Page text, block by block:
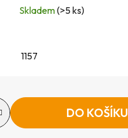
Skladem(>5 ks)
1157
DO KOŠÍKU